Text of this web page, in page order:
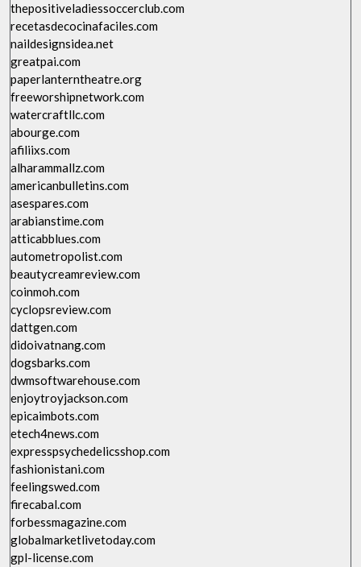
thepositiveladiessoccerclub.com
recetasdecocinafaciles.com
naildesignsidea.net
greatpai.com
paperlanterntheatre.org
freeworshipnetwork.com
watercraftllc.com
abourge.com
afiliixs.com
alharammallz.com
americanbulletins.com
asespares.com
arabianstime.com
atticabblues.com
autometropolist.com
beautycreamreview.com
coinmoh.com
cyclopsreview.com
dattgen.com
didoivatnang.com
dogsbarks.com
dwmsoftwarehouse.com
enjoytroyjackson.com
epicaimbots.com
etech4news.com
expresspsychedelicsshop.com
fashionistani.com
feelingswed.com
firecabal.com
forbessmagazine.com
globalmarketlivetoday.com
gpl-license.com